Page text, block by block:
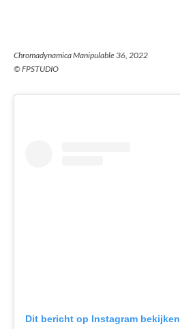
Chromadynamica Manipulable 36, 2022
© FPSTUDIO
Dit bericht op Instagram bekijken